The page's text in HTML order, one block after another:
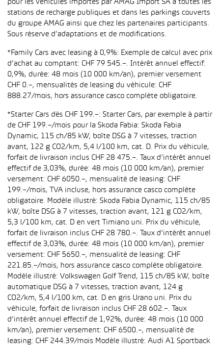
pour les véhicules importés par AMAG Import SA à toutes les
stations de recharge publiques et dans les parkings couverts
du groupe AMAG ainsi que chez les partenaires participants.
Sous réserve d’adaptations et de modifications.
*Family Cars avec leasing à 0,9%: Exemple de calcul avec prix
d’achat au comptant: CHF 79 545.–. Intérêt annuel effectif:
0,9%, durée: 48 mois (10 000 km/an), premier versement
CHF 0.–, mensualités de leasing du véhicule: CHF
888.27/mois, hors assurance casco complète obligatoire.
*Starter Cars dès CHF 199.–: Starter Cars, par exemple à partir
de CHF 199.–/mois pour la Skoda Fabia: Skoda Fabia
Dynamic, 115 ch/85 kW, boîte DSG à 7 vitesses, traction
avant, 122 g CO2/km, 5,4 l/100 km, cat. D. Prix du véhicule,
forfait de livraison inclus CHF 28 475.–. Taux d’intérêt annuel
effectif de 3,03%, durée: 48 mois (10 000 km/an), premier
versement: CHF 6050.–, mensualité de leasing: CHF
199.–/mois, TVA incluse, hors assurance casco complète
obligatoire. Modèle illustré: Skoda Fabia Dynamic, 115 ch/85
kW, boîte DSG à 7 vitesses, traction avant, 121 g CO2/km,
5,3 l/100 km, cat. D en vert Timiano uni. Prix du véhicule,
forfait de livraison inclus CHF 28 780.–. Taux d’intérêt annuel
effectif de 3,03%, durée: 48 mois (10 000 km/an), premier
versement: CHF 5650.–, mensualité de leasing: CHF
221.85.–/mois, hors assurance casco complète obligatoire.
Modèle illustré: Volkswagen Golf Trend, 115 ch/85 kW, boîte
automatique DSG à 7 vitesses, traction avant, 124 g
CO2/km, 5,4 l/100 km, cat. D en gris Urano uni. Prix du
véhicule, forfait de livraison inclus CHF 28 602.–. Taux
d’intérêt annuel effectif de 1,92%, durée: 48 mois (10 000
km/an), premier versement: CHF 6500.–, mensualité de
leasing: CHF 244.39/mois Modèle illustré: Audi A1 Sportback